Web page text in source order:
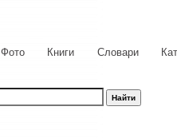
Фото Книги Словари